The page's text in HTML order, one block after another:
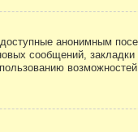
анонимным
сообщений,